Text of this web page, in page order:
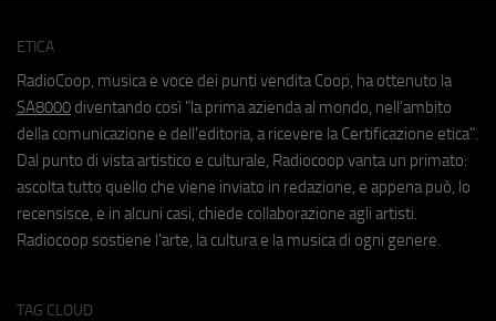
ETICA
RadioCoop, musica e voce dei punti vendita Coop, ha ottenuto la
SA8000 diventando così "la prima azienda al mondo, nell'ambito
della comunicazione e dell'editoria, a ricevere la Certificazione etica".
Dal punto di vista artistico e culturale, Radiocoop vanta un primato:
ascolta tutto quello che viene inviato in redazione, e appena può, lo
recensisce, e in alcuni casi, chiede collaborazione agli artisti.
Radiocoop sostiene l'arte, la cultura e la musica di ogni genere.
TAG CLOUD